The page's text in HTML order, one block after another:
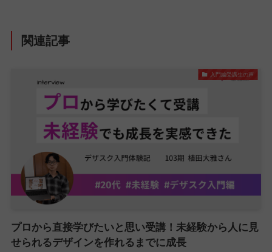
関連記事
入門編受講生の声
プロから直接学びたいと思い受講！未経験から人に見
せられるデザインを作れるまでに成長